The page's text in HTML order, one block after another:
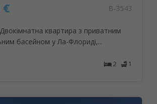
€ B-3543
квартира з приватним
басейном у Ла-Флориді,...
2 1